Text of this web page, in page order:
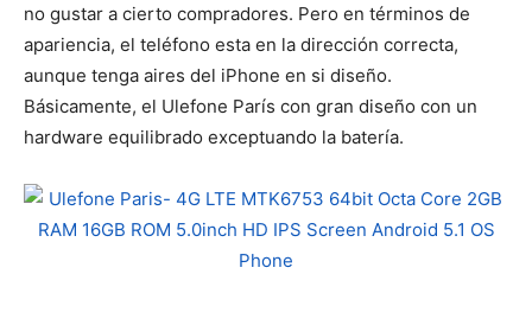
no gustar a cierto compradores. Pero en términos de
apariencia, el teléfono esta en la dirección correcta,
aunque tenga aires del iPhone en si diseño.
Básicamente, el Ulefone París con gran diseño con un
hardware equilibrado exceptuando la batería.